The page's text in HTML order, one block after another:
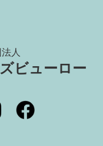
人
ビューロー